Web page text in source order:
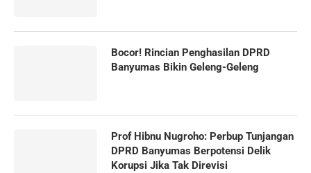
Bocor! Rincian Penghasilan DPRD
Banyumas Bikin Geleng-Geleng
Prof Hibnu Nugroho: Perbup Tunjangan
DPRD Banyumas Berpotensi Delik
Korupsi Jika Tak Direvisi